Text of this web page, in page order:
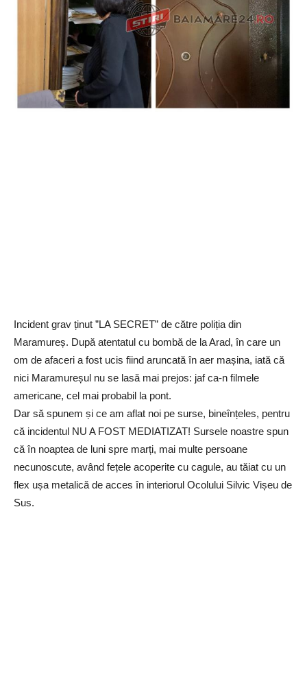
Incident grav ținut ”LA SECRET” de către poliția din
Maramureș. După atentatul cu bombă de la Arad, în care un
om de afaceri a fost ucis fiind aruncată în aer mașina, iată că
nici Maramureșul nu se lasă mai prejos: jaf ca-n filmele
americane, cel mai probabil la pont.
Dar să spunem și ce am aflat noi pe surse, bineînțeles, pentru
că incidentul NU A FOST MEDIATIZAT! Sursele noastre spun
că în noaptea de luni spre marți, mai multe persoane
necunoscute, având fețele acoperite cu cagule, au tăiat cu un
flex ușa metalică de acces în interiorul Ocolului Silvic Vișeu de
Sus.